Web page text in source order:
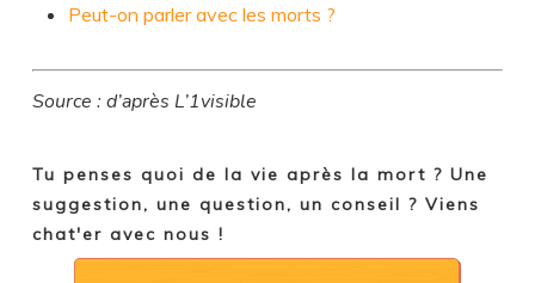
Peut-on parler avec les morts ?
Source : d’après L’1visible
Tu penses quoi de la vie après la mort ? Une
suggestion, une question, un conseil ? Viens
chat'er avec nous !